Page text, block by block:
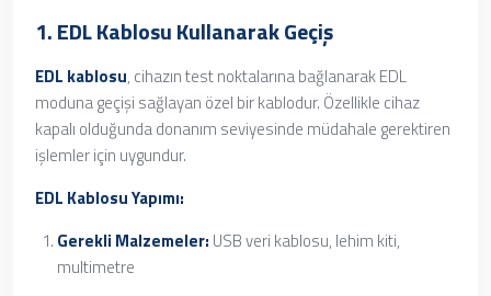
1. EDL Kablosu Kullanarak Geçiş
EDL kablosu, cihazın test noktalarına bağlanarak EDL
moduna geçişi sağlayan özel bir kablodur. Özellikle cihaz
kapalı olduğunda donanım seviyesinde müdahale gerektiren
işlemler için uygundur.
EDL Kablosu Yapımı:
Gerekli Malzemeler: USB veri kablosu, lehim kiti,
multimetre